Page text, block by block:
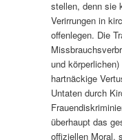
stellen, denn sie
Verirrungen in
offenlegen. Die
und
hartnäckige
Untaten durch
überhaupt das
offiziellen Moral,